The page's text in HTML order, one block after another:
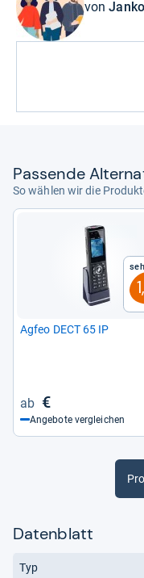
vonJanko
Pas­sende
So wählen wir die
Agfeo DECT 65 IP
€
Angebote vergleichen
Datenblatt
Typ